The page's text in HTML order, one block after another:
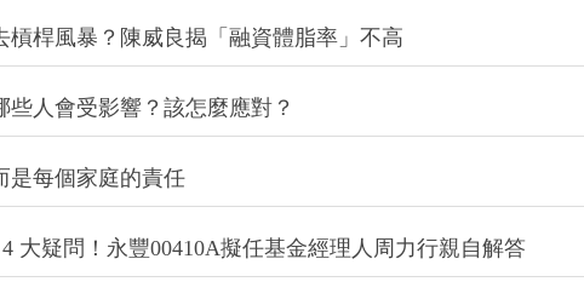
桿風暴？陳威良揭「融資體脂率」不高
些人會受影響？該怎麼應對？
是每個家庭的責任
大疑問！永豐00410A擬任基金經理人周力行親自解答